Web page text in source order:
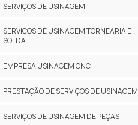
SERVIÇOS DE USINAGEM
SERVIÇOS DE USINAGEM TORNEARIA E
SOLDA
EMPRESA USINAGEM CNC
PRESTAÇÃO DE SERVIÇOS DE USINAGEM
SERVIÇOS DE USINAGEM DE PEÇAS